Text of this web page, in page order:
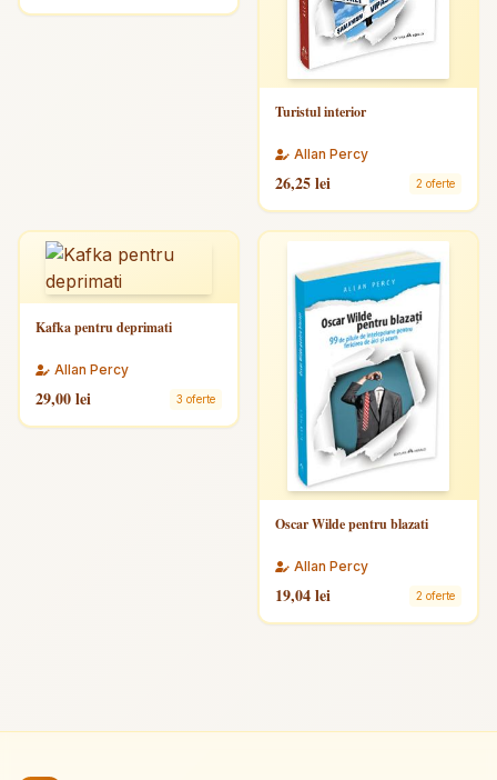
Turistul interior
Allan Percy
26,25 lei 2 oferte
Kafka pentru deprimati
Allan Percy
29,00 lei 3 oferte
Oscar Wilde pentru blazati
Allan Percy
19,04 lei 2 oferte